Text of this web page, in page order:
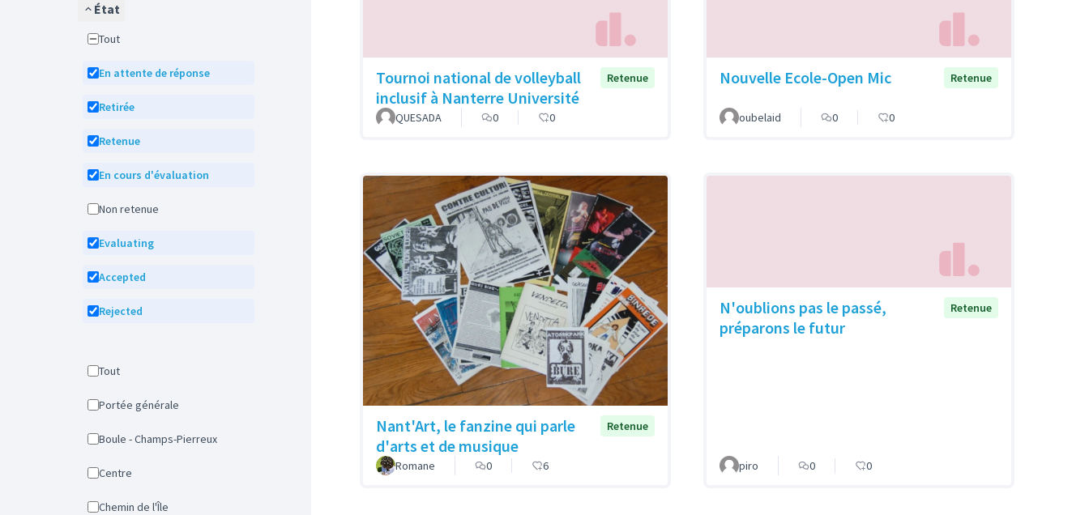
État
Tout
En attente de réponse
Retirée
Retenue
En cours d'évaluation
Non retenue
Evaluating
Accepted
Rejected
Tout
Portée générale
Boule - Champs-Pierreux
Centre
Chemin de l'Île
Tournoi national de volleyball
inclusif à Nanterre Université
Retenue
QUESADA 0 0
Nouvelle Ecole-Open Mic Retenue
oubelaid 0 0
Nant'Art, le fanzine qui parle
d'arts et de musique
Retenue
Romane 0 6
N'oublions pas le passé,
préparons le futur
Retenue
piro 0 0